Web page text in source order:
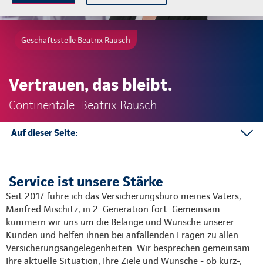
Geschäftsstelle Beatrix Rausch
Vertrauen, das bleibt.
Continentale: Beatrix Rausch
Auf dieser Seite:
Ansprechpartner
Kontakt
Mehr
Service ist unsere Stärke
Seit 2017 führe ich das Versicherungsbüro meines Vaters,
Manfred Mischitz, in 2. Generation fort. Gemeinsam
kümmern wir uns um die Belange und Wünsche unserer
Kunden und helfen ihnen bei anfallenden Fragen zu allen
Versicherungsangelegenheiten. Wir besprechen gemeinsam
Ihre aktuelle Situation, Ihre Ziele und Wünsche - ob kurz-,